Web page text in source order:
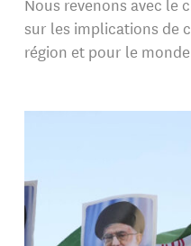
sur les implications de
région et pour le